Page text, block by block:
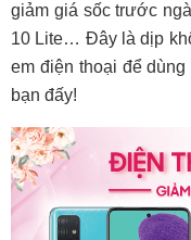
giảm giá sốc trước
10 Lite… Đây là dịp
em điện thoại để
bạn đấy!